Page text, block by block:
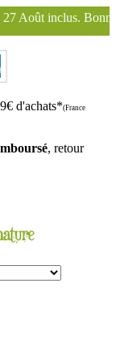
!
Franscoop,
d'achats*(France
, retour